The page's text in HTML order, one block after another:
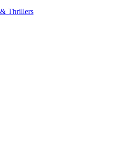
Thrillers